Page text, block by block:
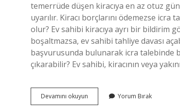
temerrüde düşen kiracıya en az otuz
uyarılır. Kiracı borçlarını ödemezse
olur? Ev sahibi kiracıya ayrı bir bildirim
boşaltmazsa, ev sahibi tahliye davası
başvurusunda bulunarak icra talebinde
çıkarabilir? Ev sahibi, kiracının veya
Devamını okuyun
Evi
Yorum Bırak